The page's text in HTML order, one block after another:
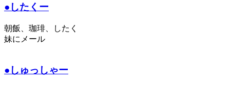
●したくー
朝飯、珈琲、したく
妹にメール
●しゅっしゃー